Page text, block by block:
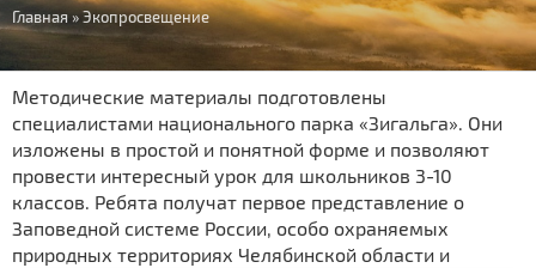
Экопросвещение
Услуги
Контакты
Вы
здесь
Главная»Экопросвещение
Методические материалы подготовлены
специалистами национального парка «Зигальга». Они
изложены в простой и понятной форме и позволяют
провести интересный урок для школьников 3-10
классов. Ребята получат первое представление о
Заповедной системе России, особо охраняемых
природных территориях Челябинской области и